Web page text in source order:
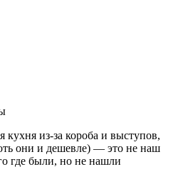
кухня из-за короба и выступов,
они и дешевле) — это не наш
где были, но не нашли